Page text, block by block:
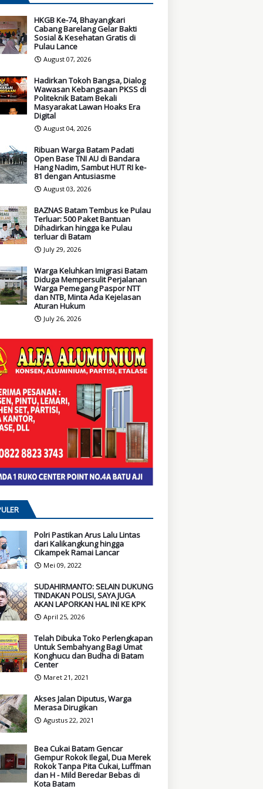
HKGB Ke-74, Bhayangkari
Cabang Barelang Gelar Bakti
Sosial & Kesehatan Gratis di
Pulau Lance
August 07, 2026
Hadirkan Tokoh Bangsa, Dialog
Wawasan Kebangsaan PKSS di
Politeknik Batam Bekali
Masyarakat Lawan Hoaks Era
Digital
August 04, 2026
Ribuan Warga Batam Padati
Open Base TNI AU di Bandara
Hang Nadim, Sambut HUT RI ke-
81 dengan Antusiasme
August 03, 2026
BAZNAS Batam Tembus ke Pulau
Terluar: 500 Paket Bantuan
Dihadirkan hingga ke Pulau
terluar di Batam
July 29, 2026
Warga Keluhkan Imigrasi Batam
Diduga Mempersulit Perjalanan
Warga Pemegang Paspor NTT
dan NTB, Minta Ada Kejelasan
Aturan Hukum
July 26, 2026
Polri Pastikan Arus Lalu Lintas
dari Kalikangkung hingga
Cikampek Ramai Lancar
Mei 09, 2022
SUDAHIRMANTO: SELAIN DUKUNG
TINDAKAN POLISI, SAYA JUGA
AKAN LAPORKAN HAL INI KE KPK
April 25, 2026
Telah Dibuka Toko Perlengkapan
Untuk Sembahyang Bagi Umat
Konghucu dan Budha di Batam
Center
Maret 21, 2021
Akses Jalan Diputus, Warga
Merasa Dirugikan
Agustus 22, 2021
Bea Cukai Batam Gencar
Gempur Rokok Ilegal, Dua Merek
Rokok Tanpa Pita Cukai, Luffman
dan H - Mild Beredar Bebas di
Kota Batam